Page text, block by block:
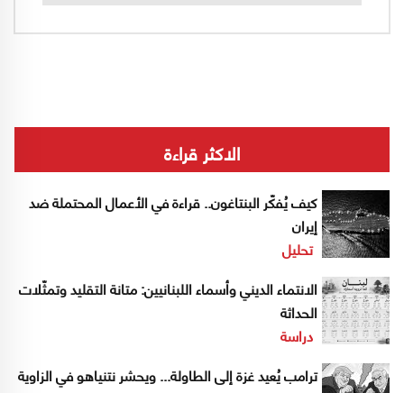
الاكثر قراءة
كيف يُفكّر البنتاغون.. قراءة في الأعمال المحتملة ضد
إيران
تحليل
الانتماء الديني وأسماء اللبنانيين: متانة التقليد وتمثّلات
الحداثة
دراسة
ترامب يُعيد غزة إلى الطاولة... ويحشر نتنياهو في الزاوية